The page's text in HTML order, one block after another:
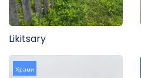
Likitsary
Храми